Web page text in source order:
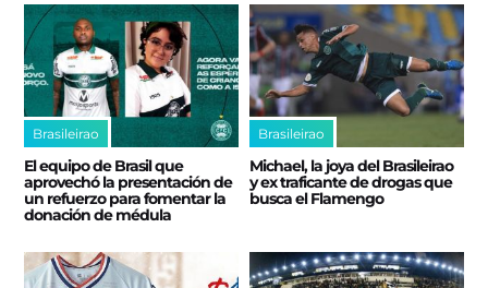
Brasileirao
El equipo de Brasil que
aprovechó la presentación de
un refuerzo para fomentar la
donación de médula
Brasileirao
Michael, la joya del Brasileirao
y ex traficante de drogas que
busca el Flamengo